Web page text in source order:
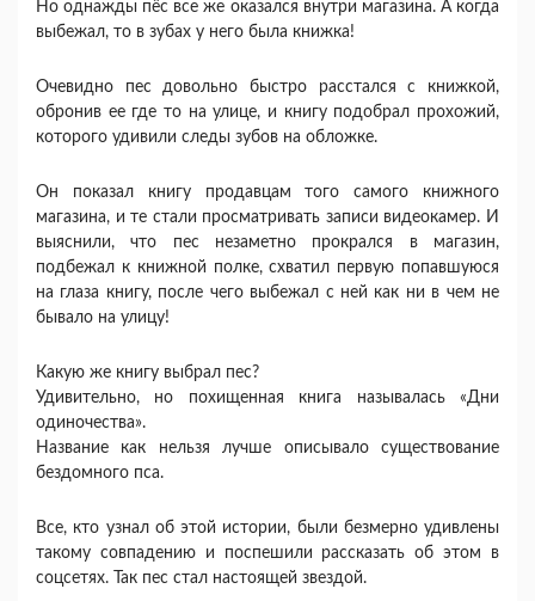
Но однажды пёс все же оказался внутри магазина. А когда
выбежал, то в зубах у него была книжка!
Очевидно пес довольно быстро расстался с книжкой,
обронив ее где то на улице, и книгу подобрал прохожий,
которого удивили следы зубов на обложке.
Он показал книгу продавцам того самого книжного
магазина, и те стали просматривать записи видеокамер. И
выяснили, что пес незаметно прокрался в магазин,
подбежал к книжной полке, схватил первую попавшуюся
на глаза книгу, после чего выбежал с ней как ни в чем не
бывало на улицу!
Какую же книгу выбрал пес?
Удивительно, но похищенная книга называлась «Дни
одиночества».
Название как нельзя лучше описывало существование
бездомного пса.
Все, кто узнал об этой истории, были безмерно удивлены
такому совпадению и поспешили рассказать об этом в
соцсетях. Так пес стал настоящей звездой.